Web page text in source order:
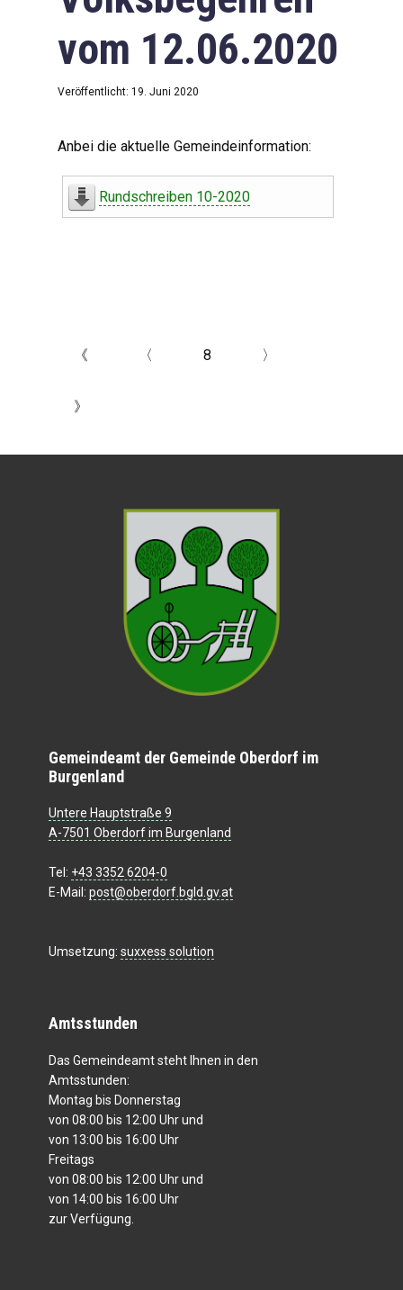
vom 12.06.2020
Veröffentlicht: 19. Juni 2020
Anbei die aktuelle Gemeindeinformation:
Rundschreiben 10-2020
《 〈 8 〉
》
Gemeindeamt der Gemeinde Oberdorf im
Burgenland
Untere Hauptstraße 9
A-7501 Oberdorf im Burgenland
Tel: +43 3352 6204-0
E-Mail: post@oberdorf.bgld.gv.at
Umsetzung: suxxess solution
Amtsstunden
Das Gemeindeamt steht Ihnen in den
Amtsstunden:
Montag bis Donnerstag
von 08:00 bis 12:00 Uhr und
von 13:00 bis 16:00 Uhr
Freitags
von 08:00 bis 12:00 Uhr und
von 14:00 bis 16:00 Uhr
zur Verfügung.